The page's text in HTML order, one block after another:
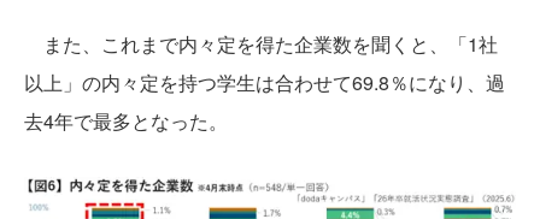
また、これまで内々定を得た企業数を聞くと、「1社
以上」の内々定を持つ学生は合わせて69.8％になり、過
去4年で最多となった。